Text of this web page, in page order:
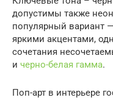
допустимы также
популярный вариант
яркими акцентами,
сочетания
и черно-белая гамма.
Поп-арт в интерьере